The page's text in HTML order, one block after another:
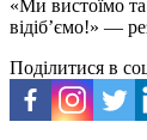
«Ми вистоїмо та
відіб’ємо!» —
Поділитися в